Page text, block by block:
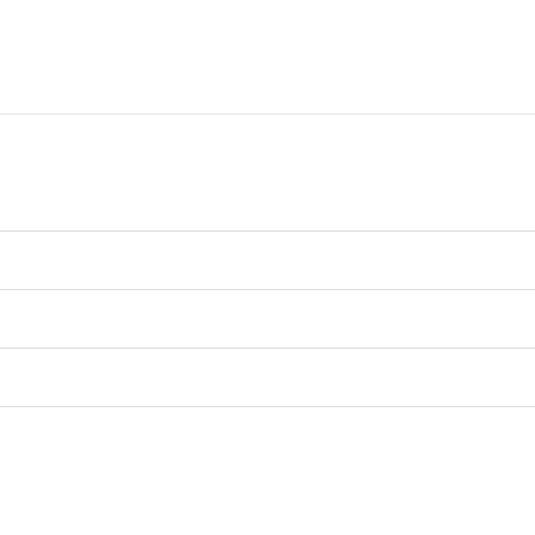
spoedig mogelijk, bij goedkeuring van de retour stort
van retour
waarmee de bestelling is gedaan